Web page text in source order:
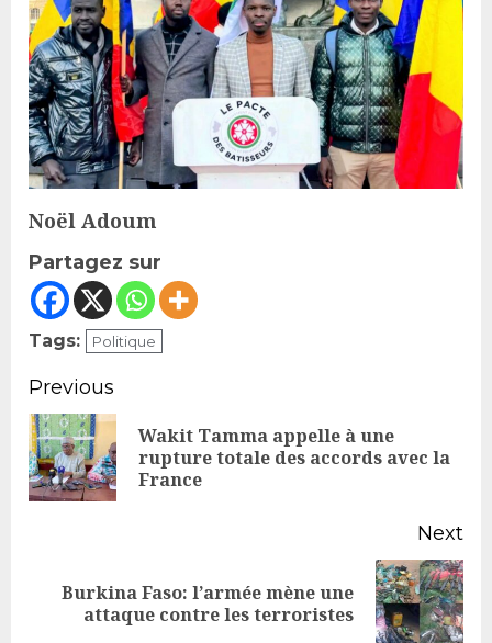
Noël Adoum
Partagez sur
Tags: Politique
Continue
Reading
Previous
Wakit Tamma appelle à une
rupture totale des accords avec la
France
Next
NextBurkina Faso: l’armée mène une
attaque contre les terroristes